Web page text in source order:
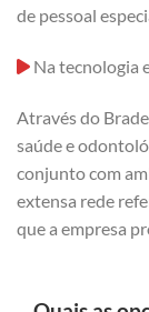
de pessoal
Na tecnologia
Através do
saúde e
conjunto com
extensa rede
que a empresa